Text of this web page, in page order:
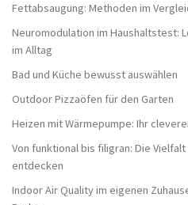
Fettabsaugung: Methoden im
Neuromodulation im Haushaltstest:
im Alltag
Bad und Küche bewusst auswählen
Outdoor Pizzaöfen für den Garten
Heizen mit Wärmepumpe: Ihr
Von funktional bis filigran: Die
entdecken
Indoor Air Quality im eigenen